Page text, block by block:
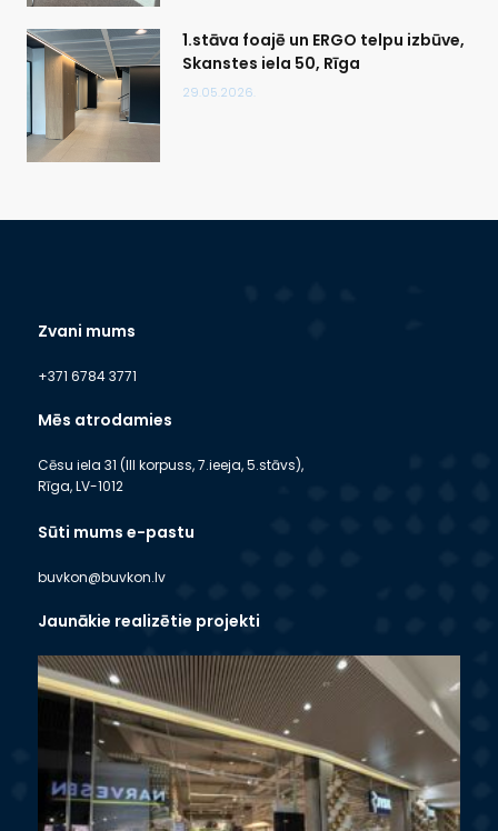
1.stāva foajē un ERGO telpu izbūve,
Skanstes iela 50, Rīga
29.05.2026.
Zvani mums
+371 6784 3771
Mēs atrodamies
Cēsu iela 31 (III korpuss, 7.ieeja, 5.stāvs),
Rīga, LV-1012
Sūti mums e-pastu
buvkon@buvkon.lv
Jaunākie realizētie projekti